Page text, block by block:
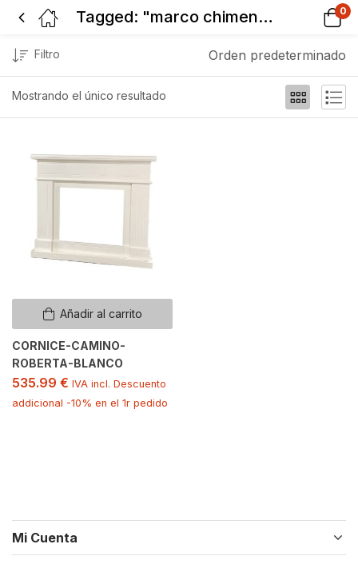
Tagged: "marco chimenea decorativo" 0
Mostrando el único resultado
Filtro Orden predeterminado
Añadir al carrito
CORNICE-CAMINO-
ROBERTA-BLANCO
535.99 € IVA incl. Descuento
addicional -10% en el 1r pedido
Mi Cuenta